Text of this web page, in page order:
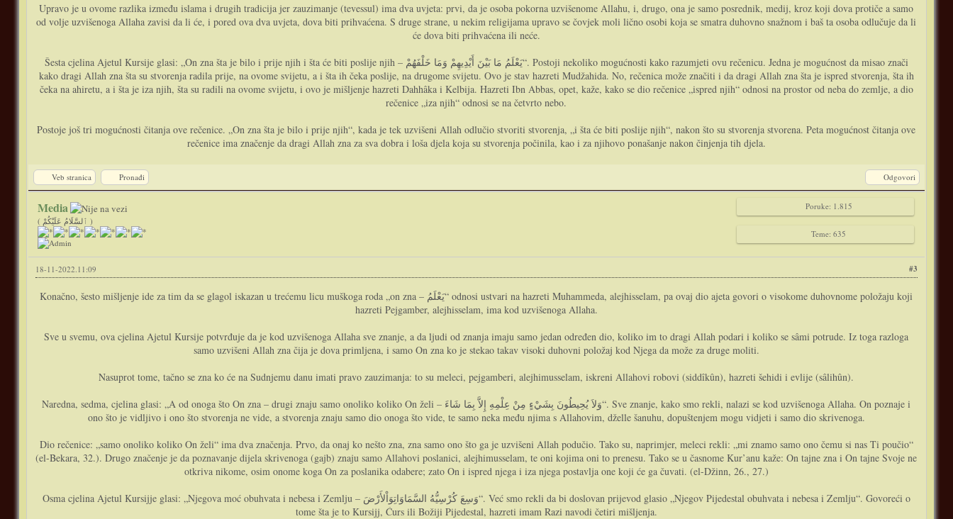
Upravo je u ovome razlika između islama i drugih tradicija jer zauzimanje (tevessul) ima dva uvjeta: prvi, da je osoba pokorna uzvišenome Allahu, i, drugo, ona je samo posrednik, medij, kroz koji dova protiče a samo
od volje uzvišenoga Allaha zavisi da li će, i pored ova dva uvjeta, dova biti prihvaćena. S druge strane, u nekim religijama upravo se čovjek moli lično osobi koja se smatra duhovno snažnom i baš ta osoba odlučuje da li
će dova biti prihvaćena ili neće.
Šesta cjelina Ajetul Kursije glasi: „On zna šta je bilo i prije njih i šta će biti poslije njih – يَعْلَمُ مَا بَيْنَ أَيْدِيهِمْ وَمَا خَلْفَهُمْ“. Postoji nekoliko mogućnosti kako razumjeti ovu rečenicu. Jedna je mogućnost da misao znači
kako dragi Allah zna šta su stvorenja radila prije, na ovome svijetu, a i šta ih čeka poslije, na drugome svijetu. Ovo je stav hazreti Mudžahida. No, rečenica može značiti i da dragi Allah zna šta je ispred stvorenja, šta ih
čeka na ahiretu, a i šta je iza njih, šta su radili na ovome svijetu, i ovo je mišljenje hazreti Dahhâka i Kelbija. Hazreti Ibn Abbas, opet, kaže, kako se dio rečenice „ispred njih“ odnosi na prostor od neba do zemlje, a dio
rečenice „iza njih“ odnosi se na četvrto nebo.
Postoje još tri mogućnosti čitanja ove rečenice. „On zna šta je bilo i prije njih“, kada je tek uzvišeni Allah odlučio stvoriti stvorenja, „i šta će biti poslije njih“, nakon što su stvorenja stvorena. Peta mogućnost čitanja ove
rečenice ima značenje da dragi Allah zna za sva dobra i loša djela koja su stvorenja počinila, kao i za njihovo ponašanje nakon činjenja tih djela.
Veb stranica Pronađi Odgovori
Media
( ٱلسَّلَامُ عَلَيْكُمْ )
Poruke: 1.815
Teme: 635
#3
18-11-2022.11:09
Konačno, šesto mišljenje ide za tim da se glagol iskazan u trećemu licu muškoga roda „on zna – يَعْلَمُ“ odnosi ustvari na hazreti Muhammeda, alejhisselam, pa ovaj dio ajeta govori o visokome duhovnome položaju koji
hazreti Pejgamber, alejhisselam, ima kod uzvišenoga Allaha.
Sve u svemu, ova cjelina Ajetul Kursije potvrđuje da je kod uzvišenoga Allaha sve znanje, a da ljudi od znanja imaju samo jedan određen dio, koliko im to dragi Allah podari i koliko se sâmi potrude. Iz toga razloga
samo uzvišeni Allah zna čija je dova primljena, i samo On zna ko je stekao takav visoki duhovni položaj kod Njega da može za druge moliti.
Nasuprot tome, tačno se zna ko će na Sudnjemu danu imati pravo zauzimanja: to su meleci, pejgamberi, alejhimusselam, iskreni Allahovi robovi (siddîkûn), hazreti šehidi i evlije (sâlihûn).
Naredna, sedma, cjelina glasi: „A od onoga što On zna – drugi znaju samo onoliko koliko On želi – وَلاَ يُحِيطُونَ بِشَيْءٍ مِنْ عِلْمِهِ إِلاَّ بِمَا شَاءَ“. Sve znanje, kako smo rekli, nalazi se kod uzvišenoga Allaha. On poznaje i
ono što je vidljivo i ono što stvorenja ne vide, a stvorenja znaju samo dio onoga što vide, te samo neka među njima s Allahovim, dželle šanuhu, dopuštenjem mogu vidjeti i samo dio skrivenoga.
Dio rečenice: „samo onoliko koliko On želi“ ima dva značenja. Prvo, da onaj ko nešto zna, zna samo ono što ga je uzvišeni Allah podučio. Tako su, naprimjer, meleci rekli: „mi znamo samo ono čemu si nas Ti poučio“
(el-Bekara, 32.). Drugo značenje je da poznavanje dijela skrivenoga (gajb) znaju samo Allahovi poslanici, alejhimusselam, te oni kojima oni to prenesu. Tako se u časnome Kur’anu kaže: On tajne zna i On tajne Svoje ne
otkriva nikome, osim onome koga On za poslanika odabere; zato On i ispred njega i iza njega postavlja one koji će ga čuvati. (el-Džinn, 26., 27.)
Osma cjelina Ajetul Kursijje glasi: „Njegova moć obuhvata i nebesa i Zemlju – وَسِعَ كُرْسِيُّهُ السَّمَاوَاتِوَاْلأَرْضَ“. Već smo rekli da bi doslovan prijevod glasio „Njegov Pijedestal obuhvata i nebesa i Zemlju“. Govoreći o
tome šta je to Kursijj, Ćurs ili Božiji Pijedestal, hazreti imam Razi navodi četiri mišljenja.